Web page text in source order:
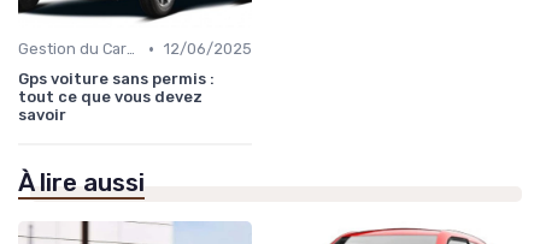
Gestion du Carburant et Entretien • 12/06/2025
Gps voiture sans permis :
tout ce que vous devez
savoir
À lire aussi